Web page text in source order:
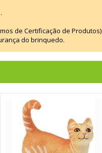
de Certificação de Produtos)
do brinquedo.